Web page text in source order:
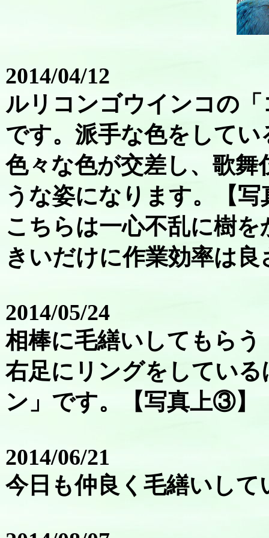
2014/04/12
ルリコンゴウインコの
です。派手な色をして
色々な色が交差し、歌
うな姿になります。【
こちらは一心不乱に樹
きいだけに作業効率は
2014/05/24
相棒に毛繕いしてもら
右足にリングをしてい
ン」です。【写真上③】
2014/06/21
今日も仲良く毛繕いし